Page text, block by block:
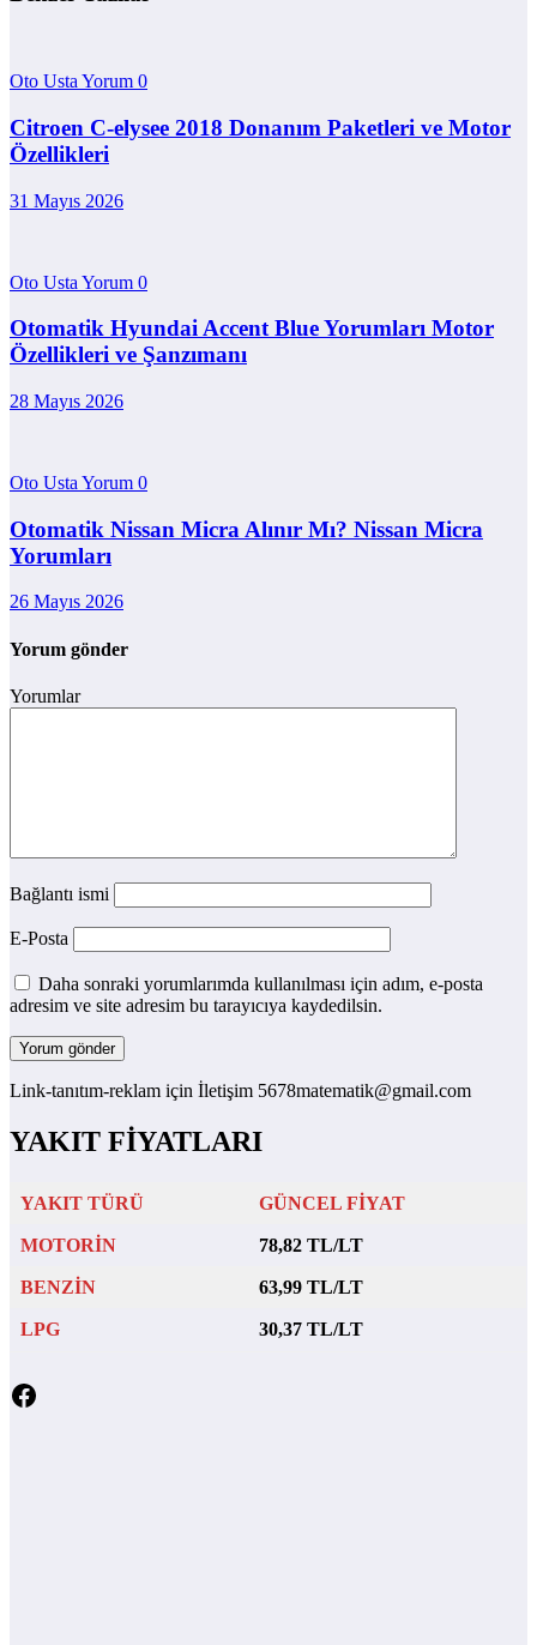
Oto Usta Yorum 0
Citroen C-elysee 2018 Donanım Paketleri ve Motor
Özellikleri
31 Mayıs 2026
Oto Usta Yorum 0
Otomatik Hyundai Accent Blue Yorumları Motor
Özellikleri ve Şanzımanı
28 Mayıs 2026
Oto Usta Yorum 0
Otomatik Nissan Micra Alınır Mı? Nissan Micra
Yorumları
26 Mayıs 2026
Yorum gönder
Yorumlar
Bağlantı ismi
E-Posta
Daha sonraki yorumlarımda kullanılması için adım, e-posta
adresim ve site adresim bu tarayıcıya kaydedilsin.
Link-tanıtım-reklam için İletişim 5678matematik@gmail.com
YAKIT FİYATLARI
YAKIT TÜRÜ GÜNCEL FİYAT
MOTORİN 78,82 TL/LT
BENZİN 63,99 TL/LT
LPG 30,37 TL/LT
Facebook